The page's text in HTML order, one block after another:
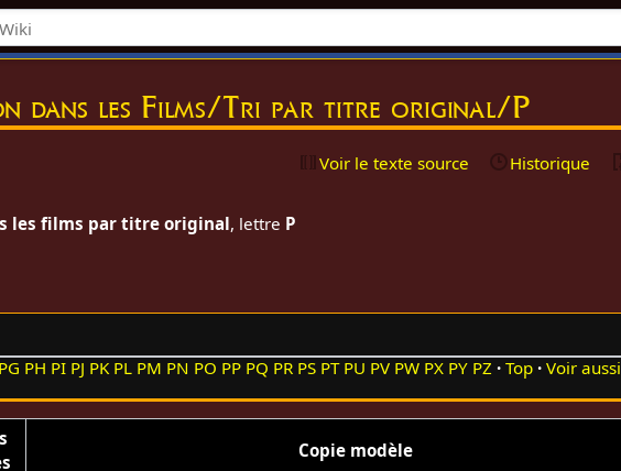
dans les Films/Tri par titre original/P
Voir le texte source Historique
les films par titre original, lettre P
PG PH PI PJ PK PL PM PN PO PP PQ PR PS PT PU PV PW PX PY PZ Top Voir aussi
Copie modèle